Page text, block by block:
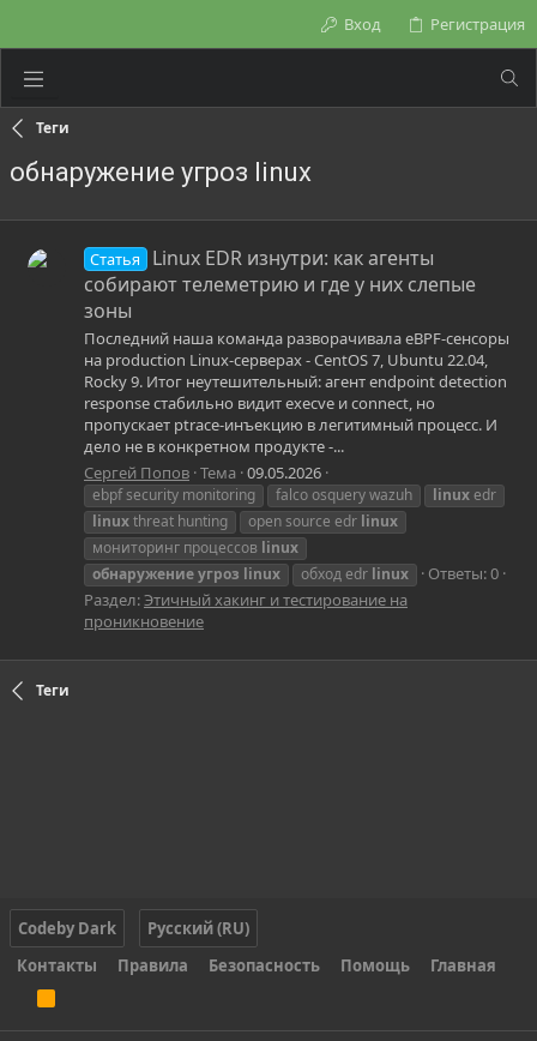
Вход Регистрация
Теги
обнаружение угроз linux
Статья
Linux EDR изнутри: как агенты
собирают телеметрию и где у них слепые
зоны
Последний наша команда разворачивала eBPF-сенсоры
на production Linux-серверах - CentOS 7, Ubuntu 22.04,
Rocky 9. Итог неутешительный: агент endpoint detection
response стабильно видит execve и connect, но
пропускает ptrace-инъекцию в легитимный процесс. И
дело не в конкретном продукте -...
Сергей Попов Тема 09.05.2026
ebpf security monitoring falco osquery wazuh linuxedr
linuxthreat hunting open source edr linux
мониторинг процессов linux
обнаружениеугроз linux обход edr linux
Ответы: 0
Раздел:Этичный хакинг и тестирование на
проникновение
Теги
Codeby Dark
Русский (RU)
Контакты
Правила Безопасность Помощь Главная
S